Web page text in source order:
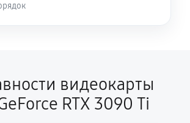
видеокарты
RTX 3090 Ti